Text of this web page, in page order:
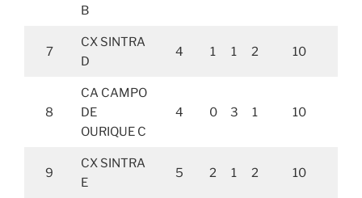
B
7
CX SINTRA
D
4 1 1 2 10
8
CA CAMPO
DE
OURIQUE C
4 0 3 1 10
9
CX SINTRA
E
5 2 1 2 10